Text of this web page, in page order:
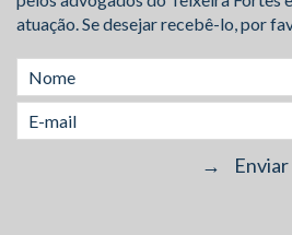
atuação. Se desejar recebê-lo, por